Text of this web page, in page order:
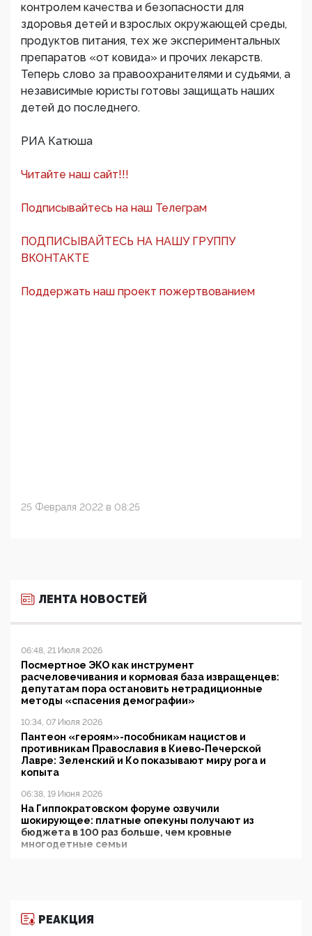
контролем качества и безопасности для
здоровья детей и взрослых окружающей среды,
продуктов питания, тех же экспериментальных
препаратов «от ковида» и прочих лекарств.
Теперь слово за правоохранителями и судьями, а
независимые юристы готовы защищать наших
детей до последнего.
РИА Катюша
Читайте наш сайт!!!
Подписывайтесь на наш Телеграм
ПОДПИСЫВАЙТЕСЬ НА НАШУ ГРУППУ
ВКОНТАКТЕ
Поддержать наш проект пожертвованием
25 Февраля 2022 в 08:25
ЛЕНТА НОВОСТЕЙ
06:48, 21 Июля 2026
Посмертное ЭКО как инструмент
расчеловечивания и кормовая база извращенцев:
депутатам пора остановить нетрадиционные
методы «спасения демографии»
10:34, 07 Июля 2026
Пантеон «героям»-пособникам нацистов и
противникам Православия в Киево-Печерской
Лавре: Зеленский и Ко показывают миру рога и
копыта
06:38, 19 Июня 2026
На Гиппократовском форуме озвучили
шокирующее: платные опекуны получают из
бюджета в 100 раз больше, чем кровные
многодетные семьи
11:53, 09 Июня 2026
РЕАКЦИЯ